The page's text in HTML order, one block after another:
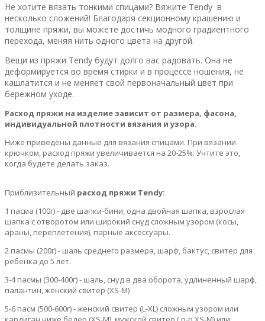
Не хотите вязать тонкими спицами? Вяжите Tendy в
несколько сложений! Благодаря секционному крашению и
толщине пряжи, вы можете достичь модного градиентного
перехода, меняя нить одного цвета на другой.
Вещи из пряжи Tendy будут долго вас радовать. Она не
деформируется во время стирки и в процессе ношения, не
кашлатится и не меняет свой первоначальный цвет при
бережном уходе.
Расход пряжи на изделие зависит от размера, фасона,
индивидуальной плотности вязания и узора.
Ниже приведены данные для вязания спицами. При вязании
крючком, расход пряжи увеличивается на 20-25%. Учтите это,
когда будете делать заказ.
Приблизительный расход пряжи Tendy:
1 пасма (100г) - две шапки-бини, одна двойная шапка, взрослая
шапка с отворотом или широкий снуд сложным узором (косы,
араны, переплетения), парные аксессуары.
2 пасмы (200г) - шаль среднего размера, шарф, бактус, свитер для
ребенка до 5 лет.
3-4 пасмы (300-400г) - шаль, снуд в два оборота, удлиненный шарф,
палантин, женский свитер (XS-M)
5-6 пасм (500-600г) - женский свитер (L-XL) сложным узором или